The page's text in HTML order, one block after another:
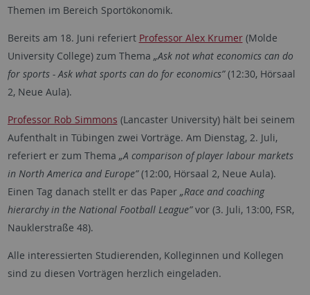
Themen im Bereich Sportökonomik.
Bereits am 18. Juni referiert Professor Alex Krumer(Molde
University College) zum Thema „Ask not what economics can do
for sports - Ask what sports can do for economics”(12:30, Hörsaal
2, Neue Aula).
Professor Rob Simmons (Lancaster University) hält bei seinem
Aufenthalt in Tübingen zwei Vorträge. Am Dienstag, 2. Juli,
referiert er zum Thema „A comparison of player labour markets
in North America and Europe”(12:00, Hörsaal 2, Neue Aula).
Einen Tag danach stellt er das Paper „Race and coaching
hierarchy in the National Football League”vor (3. Juli, 13:00, FSR,
Nauklerstraße 48).
Alle interessierten Studierenden, Kolleginnen und Kollegen
sind zu diesen Vorträgen herzlich eingeladen.